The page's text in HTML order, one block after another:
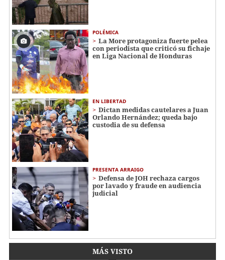
POLÉMICA
La More protagoniza fuerte pelea
con periodista que criticó su fichaje
en Liga Nacional de Honduras
EN LIBERTAD
Dictan medidas cautelares a Juan
Orlando Hernández; queda bajo
custodia de su defensa
PRESENTA ARRAIGO
Defensa de JOH rechaza cargos
por lavado y fraude en audiencia
judicial
MÁS VISTO